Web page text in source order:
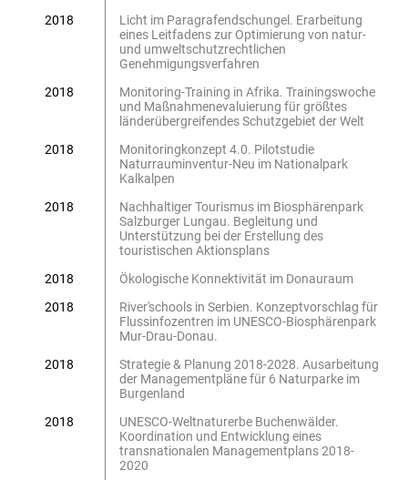
2018
Licht im Paragrafendschungel. Erarbeitung
eines Leitfadens zur Optimierung von natur-
und umweltschutzrechtlichen
Genehmigungsverfahren
2018
Monitoring-Training in Afrika. Trainingswoche
und Maßnahmenevaluierung für größtes
länderübergreifendes Schutzgebiet der Welt
2018
Monitoringkonzept 4.0. Pilotstudie
Naturrauminventur-Neu im Nationalpark
Kalkalpen
2018
Nachhaltiger Tourismus im Biosphärenpark
Salzburger Lungau. Begleitung und
Unterstützung bei der Erstellung des
touristischen Aktionsplans
2018
Ökologische Konnektivität im Donauraum
2018
River'schools in Serbien. Konzeptvorschlag für
Flussinfozentren im UNESCO-Biosphärenpark
Mur-Drau-Donau.
2018
Strategie & Planung 2018-2028. Ausarbeitung
der Managementpläne für 6 Naturparke im
Burgenland
2018
UNESCO-Weltnaturerbe Buchenwälder.
Koordination und Entwicklung eines
transnationalen Managementplans 2018-
2020